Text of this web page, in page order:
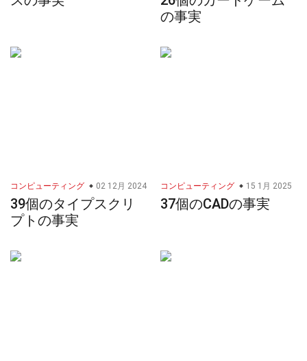
の事実
コンピューティング 02 12月 2024
39個のタイプスクリ
プトの事実
コンピューティング 15 1月 2025
37個のCADの事実